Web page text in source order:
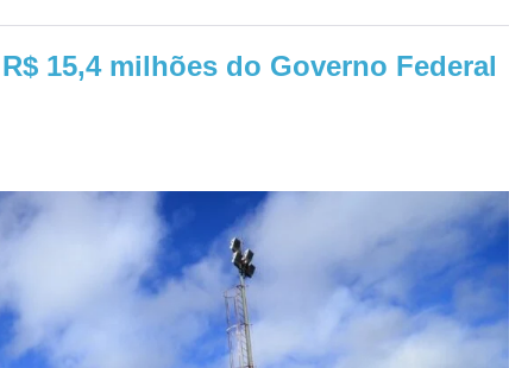
15,4 milhões do Governo Federal